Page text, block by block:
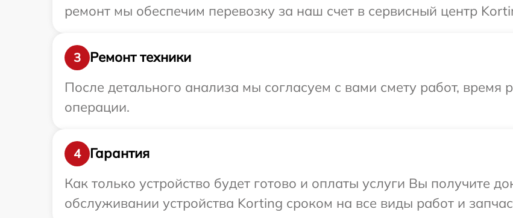
ремонт мы обеспечим перевозку за наш счет в сервисный центр
3
Ремонт техники
После детального анализа мы согласуем с вами смету работ, время
операции.
4
Гарантия
Как только устройство будет готово и оплаты услуги Вы получите
обслуживании устройства Korting сроком на все виды работ и